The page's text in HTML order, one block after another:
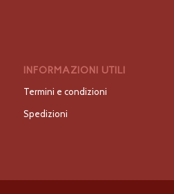
INFORMAZIONI UTILI
Termini e condizioni
Spedizioni